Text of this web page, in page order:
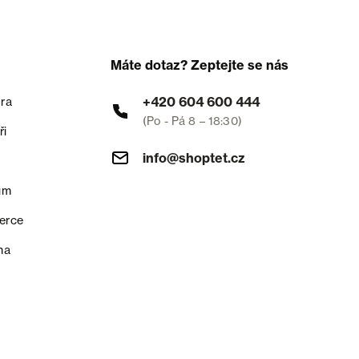
Máte dotaz? Zeptejte se nás
+420 604 600 444
(Po - Pá 8 – 18:30)
info@shoptet.cz